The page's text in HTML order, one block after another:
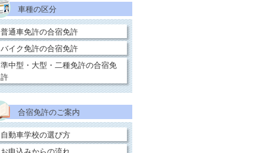
車種の区分
普通車免許の合宿免許
バイク免許の合宿免許
準中型・大型・二種免許の合宿免
許
合宿免許のご案内
自動車学校の選び方